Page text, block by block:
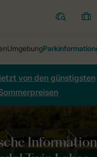
Ferienparks
Meine
von den günstigsten